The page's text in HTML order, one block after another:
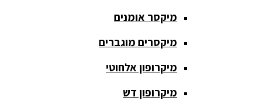
ציוד הגברה
Outlet Sale
חגורת הגברה
כבלים
מיקסר אומנים
מיקסרים מוגברים
מיקרופון אלחוטי
מיקרופון דש